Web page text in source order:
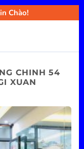
Chào!
CHINH 54
XUAN